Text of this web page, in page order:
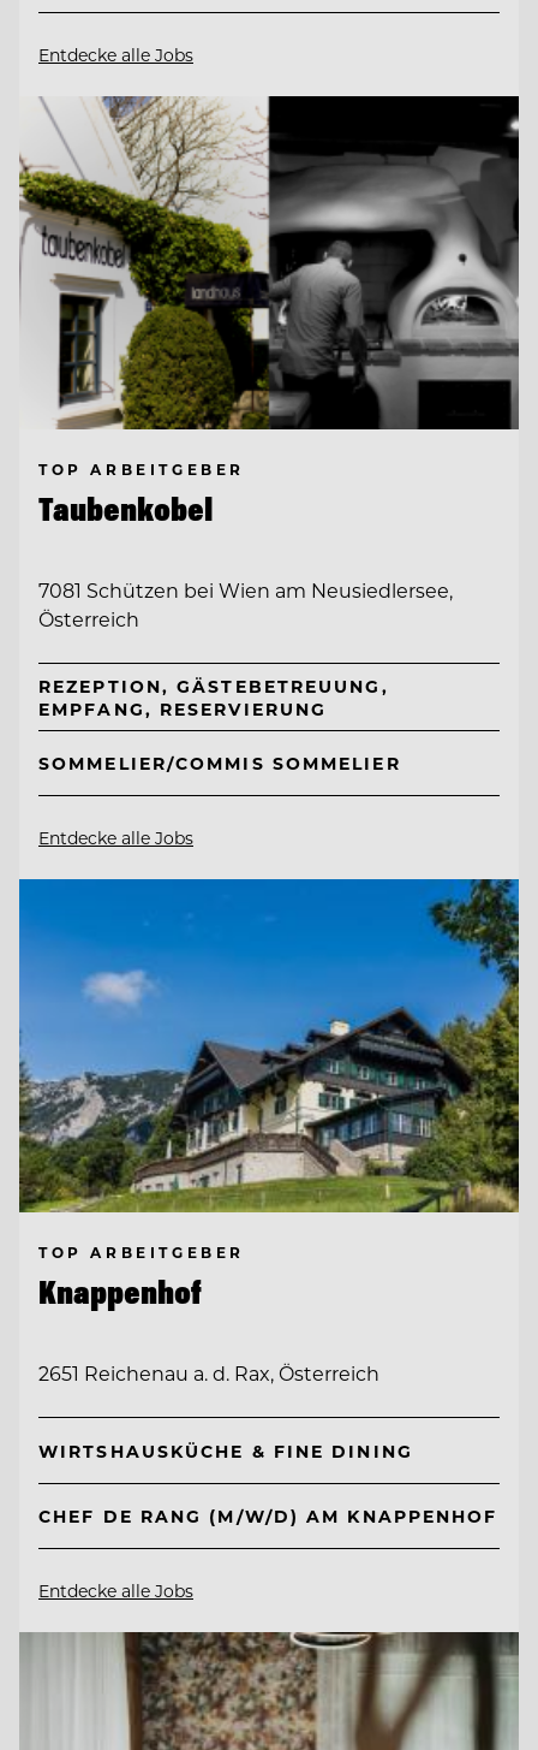
Entdecke alle Jobs
TOP ARBEITGEBER
Taubenkobel
7081 Schützen bei Wien am Neusiedlersee,
Österreich
REZEPTION, GÄSTEBETREUUNG,
EMPFANG, RESERVIERUNG
SOMMELIER/COMMIS SOMMELIER
Entdecke alle Jobs
TOP ARBEITGEBER
Knappenhof
2651 Reichenau a. d. Rax, Österreich
WIRTSHAUSKÜCHE & FINE DINING
CHEF DE RANG (M/W/D) AM KNAPPENHOF
Entdecke alle Jobs